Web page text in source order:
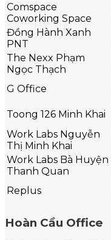
Comspace
Coworking Space
Đồng Hành Xanh
PNT
The Nexx Phạm
Ngọc Thạch
G Office
Toong 126 Minh Khai
Work Labs Nguyễn
Thị Minh Khai
Work Labs Bà Huyện
Thanh Quan
Replus
Hoàn Cầu Office